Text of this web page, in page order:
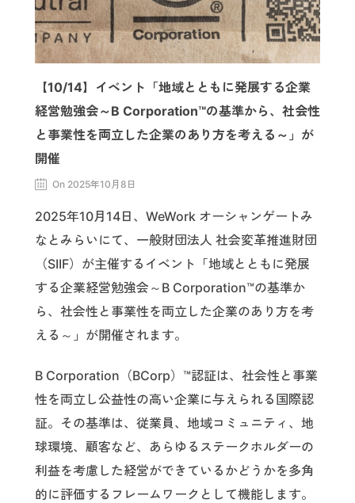
【10/14】イベント「地域とともに発展する企業
経営勉強会～B Corporation™の基準から、社会性
と事業性を両立した企業のあり方を考える～」が
開催
On 2025年10月8日
2025年10月14日、WeWork オーシャンゲートみ
なとみらいにて、一般財団法人 社会変革推進財団
（SIIF）が主催するイベント「地域とともに発展
する企業経営勉強会～B Corporation™️の基準か
ら、社会性と事業性を両立した企業のあり方を考
える～」が開催されます。
B Corporation（BCorp）™️認証は、社会性と事業
性を両立し公益性の高い企業に与えられる国際認
証。その基準は、従業員、地域コミュニティ、地
球環境、顧客など、あらゆるステークホルダーの
利益を考慮した経営ができているかどうかを多角
的に評価するフレームワークとして機能します。